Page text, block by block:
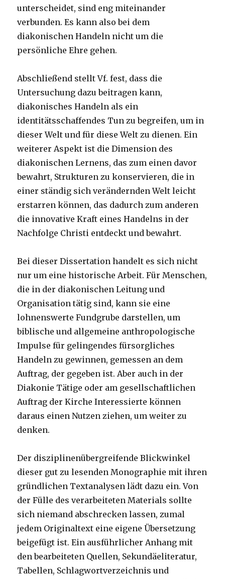
unterscheidet, sind eng miteinander
verbunden. Es kann also bei dem
diakonischen Handeln nicht um die
persönliche Ehre gehen.
Abschließend stellt Vf. fest, dass die
Untersuchung dazu beitragen kann,
diakonisches Handeln als ein
identitätsschaffendes Tun zu begreifen, um in
dieser Welt und für diese Welt zu dienen. Ein
weiterer Aspekt ist die Dimension des
diakonischen Lernens, das zum einen davor
bewahrt, Strukturen zu konservieren, die in
einer ständig sich verändernden Welt leicht
erstarren können, das dadurch zum anderen
die innovative Kraft eines Handelns in der
Nachfolge Christi entdeckt und bewahrt.
Bei dieser Dissertation handelt es sich nicht
nur um eine historische Arbeit. Für Menschen,
die in der diakonischen Leitung und
Organisation tätig sind, kann sie eine
lohnenswerte Fundgrube darstellen, um
biblische und allgemeine anthropologische
Impulse für gelingendes fürsorgliches
Handeln zu gewinnen, gemessen an dem
Auftrag, der gegeben ist. Aber auch in der
Diakonie Tätige oder am gesellschaftlichen
Auftrag der Kirche Interessierte können
daraus einen Nutzen ziehen, um weiter zu
denken.
Der disziplinenübergreifende Blickwinkel
dieser gut zu lesenden Monographie mit ihren
gründlichen Textanalysen lädt dazu ein. Von
der Fülle des verarbeiteten Materials sollte
sich niemand abschrecken lassen, zumal
jedem Originaltext eine eigene Übersetzung
beigefügt ist. Ein ausführlicher Anhang mit
den bearbeiteten Quellen, Sekundäeliteratur,
Tabellen, Schlagwortverzeichnis und